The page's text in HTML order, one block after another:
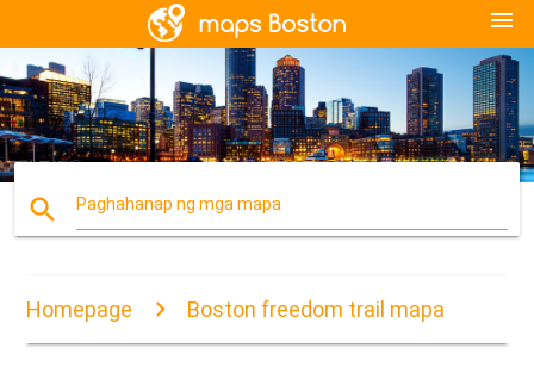
menu
search Paghahanap ng mga mapa
Homepage Boston freedom trail mapa